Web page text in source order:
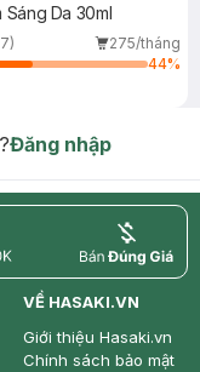
Sáng Da 30ml
275/tháng
44%
Đăng nhập
price
VỀ HASAKI.VN
Giới thiệu Hasaki.vn
Chính sách bảo mật